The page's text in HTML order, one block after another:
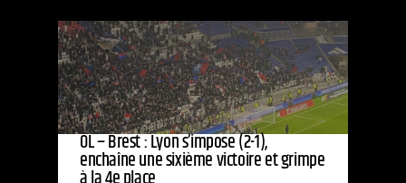
OL – Brest : Lyon s’impose (2-1),
enchaîne une sixième victoire et grimpe